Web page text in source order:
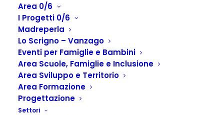
Area 0/6
I Progetti 0/6
Madreperla
Lo Scrigno – Vanzago
Eventi per Famiglie e Bambini
Area Scuole, Famiglie e Inclusione
Area Sviluppo e Territorio
Area Formazione
Progettazione
Settori